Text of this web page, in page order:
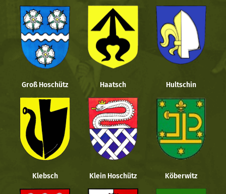
Groß Hoschütz Haatsch Hultschin
Klebsch Klein Hoschütz Köberwitz